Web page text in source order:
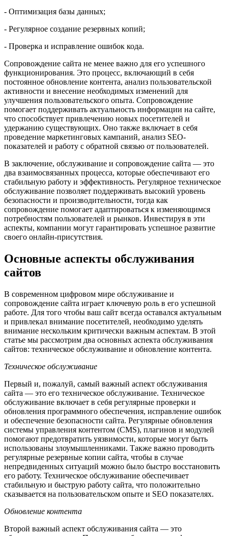
- Оптимизация базы данных;
- Регулярное создание резервных копий;
- Проверка и исправление ошибок кода.
Сопровождение сайта не менее важно для его успешного
функционирования. Это процесс, включающий в себя
постоянное обновление контента, анализ пользовательской
активности и внесение необходимых изменений для
улучшения пользовательского опыта. Сопровождение
помогает поддерживать актуальность информации на сайте,
что способствует привлечению новых посетителей и
удержанию существующих. Оно также включает в себя
проведение маркетинговых кампаний, анализ SEO-
показателей и работу с обратной связью от пользователей.
В заключение, обслуживание и сопровождение сайта — это
два взаимосвязанных процесса, которые обеспечивают его
стабильную работу и эффективность. Регулярное техническое
обслуживание позволяет поддерживать высокий уровень
безопасности и производительности, тогда как
сопровождение помогает адаптироваться к изменяющимся
потребностям пользователей и рынков. Инвестируя в эти
аспекты, компании могут гарантировать успешное развитие
своего онлайн-присутствия.
Основные аспекты обслуживания
сайтов
В современном цифровом мире обслуживание и
сопровождение сайта играет ключевую роль в его успешной
работе. Для того чтобы ваш сайт всегда оставался актуальным
и привлекал внимание посетителей, необходимо уделять
внимание нескольким критически важным аспектам. В этой
статье мы рассмотрим два основных аспекта обслуживания
сайтов: техническое обслуживание и обновление контента.
Техническое обслуживание
Первый и, пожалуй, самый важный аспект обслуживания
сайта — это его техническое обслуживание. Техническое
обслуживание включает в себя регулярные проверки и
обновления программного обеспечения, исправление ошибок
и обеспечение безопасности сайта. Регулярные обновления
системы управления контентом (CMS), плагинов и модулей
помогают предотвратить уязвимости, которые могут быть
использованы злоумышленниками. Также важно проводить
регулярные резервные копии сайта, чтобы в случае
непредвиденных ситуаций можно было быстро восстановить
его работу. Техническое обслуживание обеспечивает
стабильную и быструю работу сайта, что положительно
сказывается на пользовательском опыте и SEO показателях.
Обновление контента
Второй важный аспект обслуживания сайта — это